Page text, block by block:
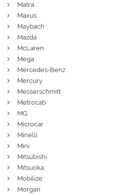
Matra
Maxus
Maybach
Mazda
McLaren
Mega
Mercedes-Benz
Mercury
Messerschmitt
Metrocab
MG
Microcar
Minelli
Mini
Mitsubishi
Mitsuoka
Mobilize
Morgan